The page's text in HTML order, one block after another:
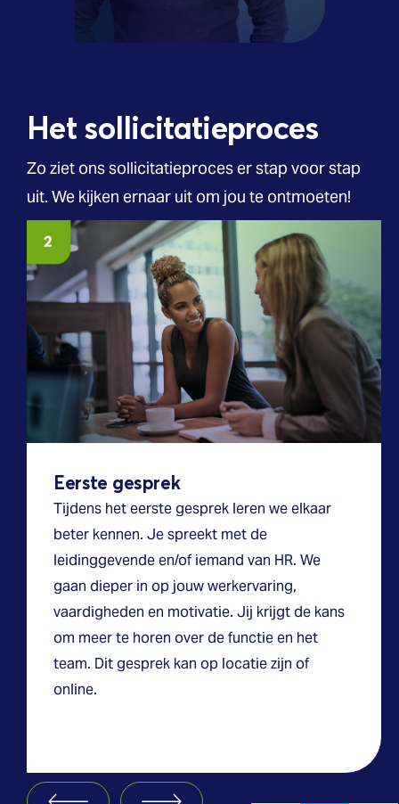
Het sollicitatieproces
Zo ziet ons sollicitatieproces er stap voor stap
uit. We kijken ernaar uit om jou te ontmoeten!
Eerste gesprek
Tijdens het eerste gesprek leren we elkaar
beter kennen. Je spreekt met de
leidinggevende en/of iemand van HR. We
gaan dieper in op jouw werkervaring,
vaardigheden en motivatie. Jij krijgt de kans
om meer te horen over de functie en het
team. Dit gesprek kan op locatie zijn of
online.